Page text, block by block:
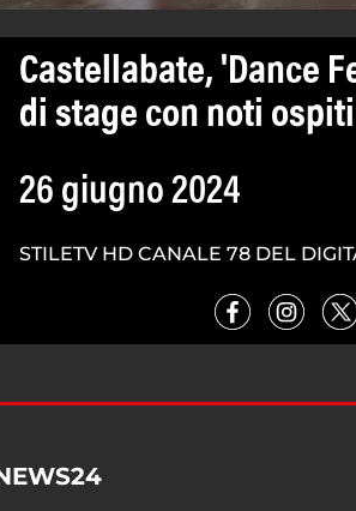
Castellabate, 'Dance
di stage con noti ospiti
26 giugno 2024
STILETV HD CANALE 78 DEL